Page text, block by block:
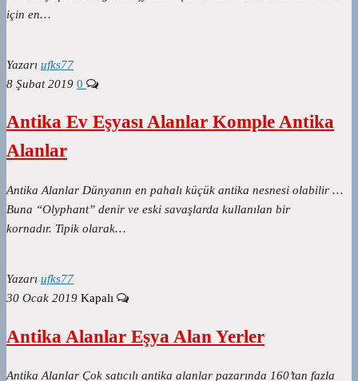
için en…
Yazarı ufks77
8 Şubat 2019 0
Antika Ev Eşyası Alanlar Komple Antika
Alanlar
Antika Alanlar Dünyanın en pahalı küçük antika nesnesi olabilir …
Buna “Olyphant” denir ve eski savaşlarda kullanılan bir
kornadır. Tipik olarak…
Yazarı ufks77
30 Ocak 2019 Kapalı
Antika Alanlar Eşya Alan Yerler
Antika Alanlar Çok satıcılı antika alanlar pazarında 160’tan fazla